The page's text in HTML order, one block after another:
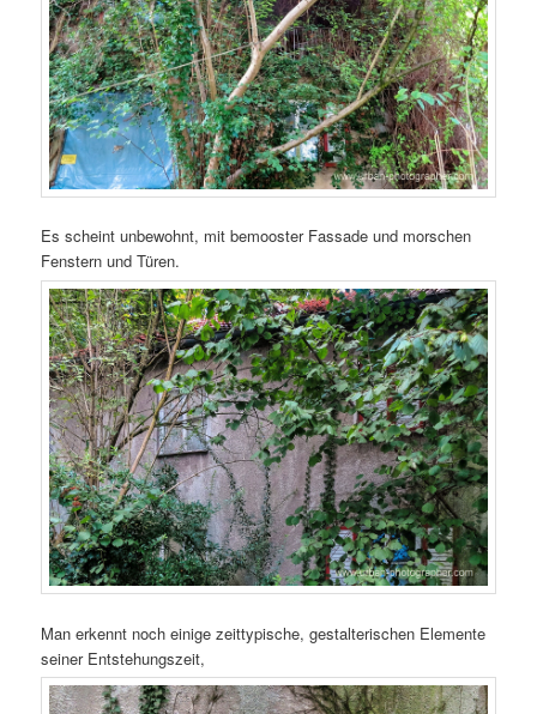
Es scheint unbewohnt, mit bemooster Fassade und morschen
Fenstern und Türen.
Man erkennt noch einige zeittypische, gestalterischen Elemente
seiner Entstehungszeit,